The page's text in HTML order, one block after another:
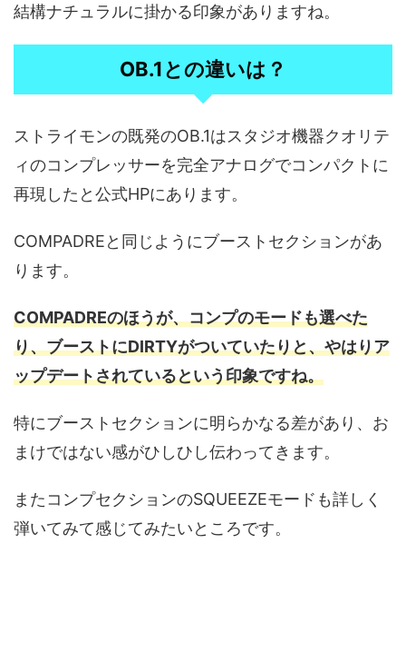
結構ナチュラルに掛かる印象がありますね。
OB.1との違いは？
ストライモンの既発のOB.1はスタジオ機器クオリテ
ィのコンプレッサーを完全アナログでコンパクトに
再現したと公式HPにあります。
COMPADREと同じようにブーストセクションがあ
ります。
COMPADREのほうが、コンプのモードも選べた
り、ブーストにDIRTYがついていたりと、やはりア
ップデートされているという印象ですね。
特にブーストセクションに明らかなる差があり、お
まけではない感がひしひし伝わってきます。
またコンプセクションのSQUEEZEモードも詳しく
弾いてみて感じてみたいところです。